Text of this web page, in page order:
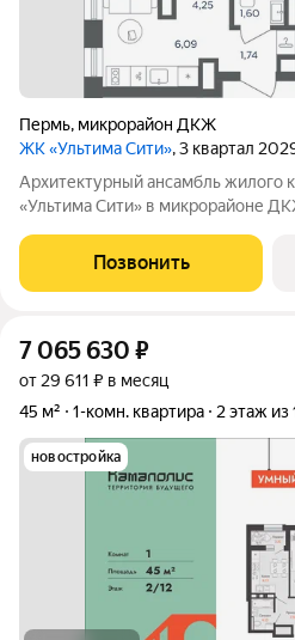
Пермь, микрорайон ДКЖ
ЖК «Ультима Сити», 3 квартал
Архитектурный ансамбль жилого
«Ультима Сити» в микрорайоне
воплощает в себе современные
сочетая технологичность, эстетику
Позвонить
7 065 630 ₽
от 29 611 ₽ в месяц
45 м²
1-комн. квартира 2 этаж из
новостройка